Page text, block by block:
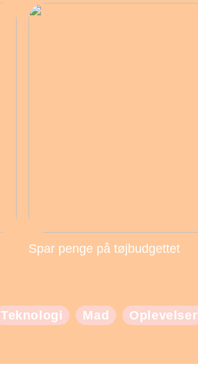
Spar penge på tøjbudgettet
Teknologi Mad Oplevelser